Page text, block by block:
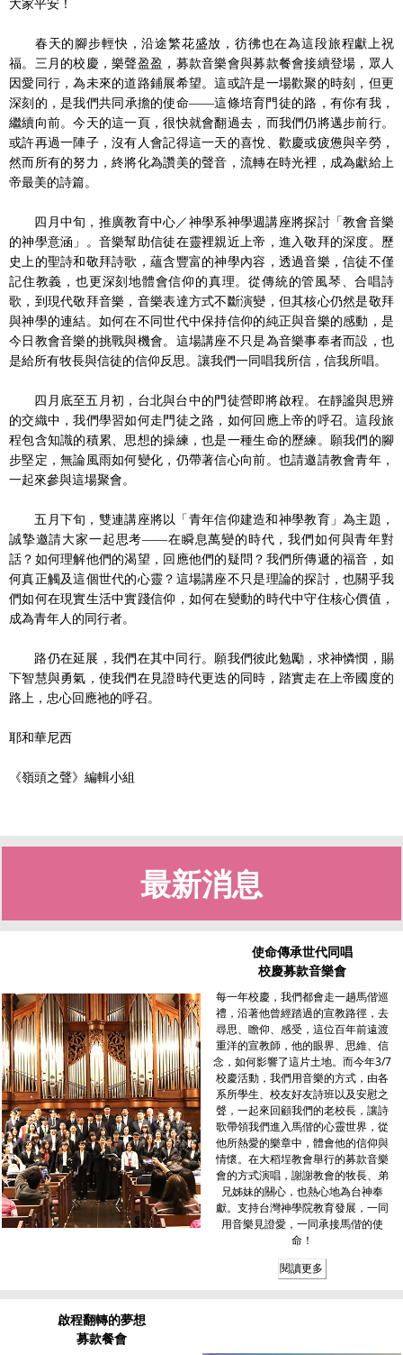
大家平安！
春天的腳步輕快，沿途繁花盛放，彷彿也在為這段旅程獻上祝
福。三月的校慶，樂聲盈盈，募款音樂會與募款餐會接續登場，眾人
因愛同行，為未來的道路鋪展希望。這或許是一場歡聚的時刻，但更
深刻的，是我們共同承擔的使命——這條培育門徒的路，有你有我，
繼續向前。今天的這一頁，很快就會翻過去，而我們仍將邁步前行。
或許再過一陣子，沒有人會記得這一天的喜悅、歡慶或疲憊與辛勞，
然而所有的努力，終將化為讚美的聲音，流轉在時光裡，成為獻給上
帝最美的詩篇。
四月中旬，推廣教育中心／神學系神學週講座將探討「教會音樂
的神學意涵」。音樂幫助信徒在靈裡親近上帝，進入敬拜的深度。歷
史上的聖詩和敬拜詩歌，蘊含豐富的神學內容，透過音樂，信徒不僅
記住教義，也更深刻地體會信仰的真理。從傳統的管風琴、合唱詩
歌，到現代敬拜音樂，音樂表達方式不斷演變，但其核心仍然是敬拜
與神學的連結。如何在不同世代中保持信仰的純正與音樂的感動，是
今日教會音樂的挑戰與機會。這場講座不只是為音樂事奉者而設，也
是給所有牧長與信徒的信仰反思。讓我們一同唱我所信，信我所唱。
四月底至五月初，台北與台中的門徒營即將啟程。在靜謐與思辨
的交織中，我們學習如何走門徒之路，如何回應上帝的呼召。這段旅
程包含知識的積累、思想的操練，也是一種生命的歷練。願我們的腳
步堅定，無論風雨如何變化，仍帶著信心向前。也請邀請教會青年，
一起來參與這場聚會。
五月下旬，雙連講座將以「青年信仰建造和神學教育」為主題，
誠摯邀請大家一起思考——在瞬息萬變的時代，我們如何與青年對
話？如何理解他們的渴望，回應他們的疑問？我們所傳遞的福音，如
何真正觸及這個世代的心靈？這場講座不只是理論的探討，也關乎我
們如何在現實生活中實踐信仰，如何在變動的時代中守住核心價值，
成為青年人的同行者。
路仍在延展，我們在其中同行。願我們彼此勉勵，求神憐憫，賜
下智慧與勇氣，使我們在見證時代更迭的同時，踏實走在上帝國度的
路上，忠心回應祂的呼召。
耶和華尼西
《嶺頭之聲》編輯小組
最新消息
使命傳承世代同唱
校慶募款音樂會
每一年校慶，我們都會走一趟馬偕巡
禮，沿著他曾經踏過的宣教路徑，去
尋思、瞻仰、感受，這位百年前遠渡
重洋的宣教師，他的眼界、思維、信
念，如何影響了這片土地。而今年3/7
校慶活動，我們用音樂的方式，由各
系所學生、校友好友詩班以及安慰之
聲，一起來回顧我們的老校長，讓詩
歌帶領我們進入馬偕的心靈世界，從
他所熱愛的樂章中，體會他的信仰與
情懷。在大稻埕教會舉行的募款音樂
會的方式演唱，謝謝教會的牧長、弟
兄姊妹的關心，也熱心地為台神奉
獻。支持台灣神學院教育發展，一同
用音樂見證愛，一同承接馬偕的使
命！
閱讀更多
啟程翻轉的夢想
募款餐會